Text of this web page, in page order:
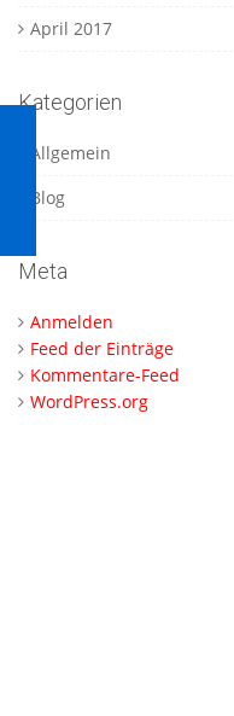
April 2017
Kategorien
Allgemein
Blog
Meta
Anmelden
Feed der Einträge
Kommentare-Feed
WordPress.org